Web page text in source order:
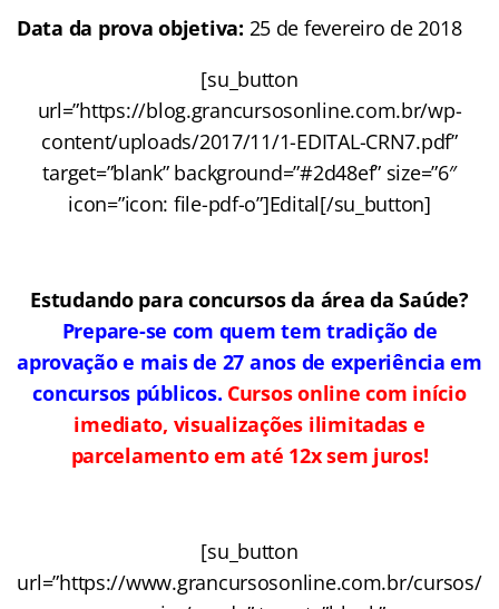
Data da prova objetiva: 25 de fevereiro de 2018
[su_button
url=”https://blog.grancursosonline.com.br/wp-
content/uploads/2017/11/1-EDITAL-CRN7.pdf”
target=”blank” background=”#2d48ef” size=”6″
icon=”icon: file-pdf-o”]Edital[/su_button]
Estudando para concursos da área da Saúde?
Prepare-se com quem tem tradição de
aprovação e mais de 27 anos de experiência em
concursos públicos. Cursos online com início
imediato, visualizações ilimitadas e
parcelamento em até 12x sem juros!
[su_button
url=”https://www.grancursosonline.com.br/cursos/